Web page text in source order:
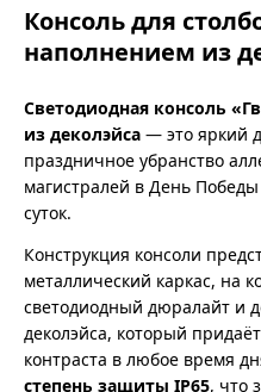
Консоль для
наполнением из
Светодиодная консоль
из деколэйса — это яркий
праздничное убранство
магистралей в День
суток.
Конструкция консоли
металлический каркас, на
светодиодный дюралайт и
деколэйса, который
контраста в любое время
степень защиты IP65, что